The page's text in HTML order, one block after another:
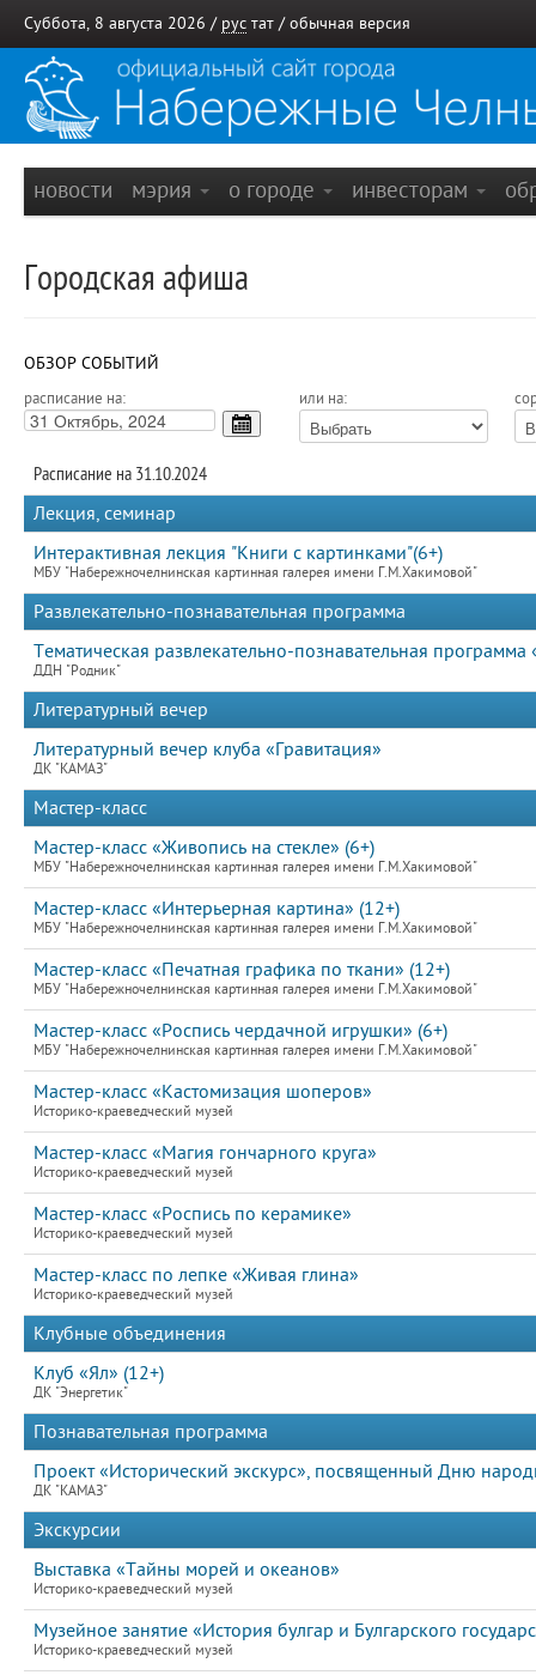
Суббота, 8 августа 2026 / рус тат / обычная версия
новости мэрия о городе инвесторам
Городская афиша
ОБЗОР СОБЫТИЙ
расписание на: или на:
Расписание на 31.10.2024
Лекция, семинар
Интерактивная лекция "Книги с картинками"(6+)
МБУ "Набережночелнинская картинная галерея имени Г.М.Хакимовой"
Развлекательно-познавательная программа
Тематическая развлекательно-познавательная
ДДН "Родник"
Литературный вечер
Литературный вечер клуба «Гравитация»
ДК "КАМАЗ"
Мастер-класс
Мастер-класс «Живопись на стекле» (6+)
МБУ "Набережночелнинская картинная галерея имени Г.М.Хакимовой"
Мастер-класс «Интерьерная картина» (12+)
МБУ "Набережночелнинская картинная галерея имени Г.М.Хакимовой"
Мастер-класс «Печатная графика по ткани» (12+)
МБУ "Набережночелнинская картинная галерея имени Г.М.Хакимовой"
Мастер-класс «Роспись чердачной игрушки» (6+)
МБУ "Набережночелнинская картинная галерея имени Г.М.Хакимовой"
Мастер-класс «Кастомизация шоперов»
Историко-краеведческий музей
Мастер-класс «Магия гончарного круга»
Историко-краеведческий музей
Мастер-класс «Роспись по керамике»
Историко-краеведческий музей
Мастер-класс по лепке «Живая глина»
Историко-краеведческий музей
Клубные объединения
Клуб «Ял» (12+)
ДК "Энергетик"
Познавательная программа
Проект «Исторический экскурс», посвященный Дню
ДК "КАМАЗ"
Экскурсии
Выставка «Тайны морей и океанов»
Историко-краеведческий музей
Музейное занятие «История булгар и Булгарского
Историко-краеведческий музей